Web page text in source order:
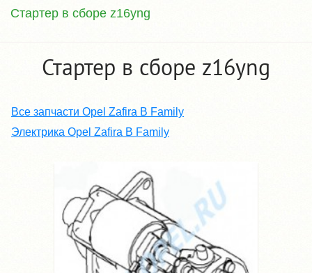
Стартер в сборе z16yng
Стартер в сборе z16yng
Все запчасти Opel Zafira B Family
Электрика Opel Zafira B Family